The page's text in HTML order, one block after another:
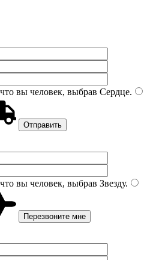
вы человек, выбрав Сердце.
вы человек, выбрав Звезду.